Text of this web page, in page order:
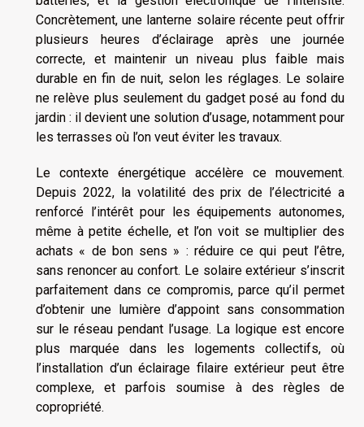
Concrètement, une lanterne solaire récente peut offrir
plusieurs heures d’éclairage après une journée
correcte, et maintenir un niveau plus faible mais
durable en fin de nuit, selon les réglages. Le solaire
ne relève plus seulement du gadget posé au fond du
jardin : il devient une solution d’usage, notamment pour
les terrasses où l’on veut éviter les travaux.
Le contexte énergétique accélère ce mouvement.
Depuis 2022, la volatilité des prix de l’électricité a
renforcé l’intérêt pour les équipements autonomes,
même à petite échelle, et l’on voit se multiplier des
achats « de bon sens » : réduire ce qui peut l’être,
sans renoncer au confort. Le solaire extérieur s’inscrit
parfaitement dans ce compromis, parce qu’il permet
d’obtenir une lumière d’appoint sans consommation
sur le réseau pendant l’usage. La logique est encore
plus marquée dans les logements collectifs, où
l’installation d’un éclairage filaire extérieur peut être
complexe, et parfois soumise à des règles de
copropriété.